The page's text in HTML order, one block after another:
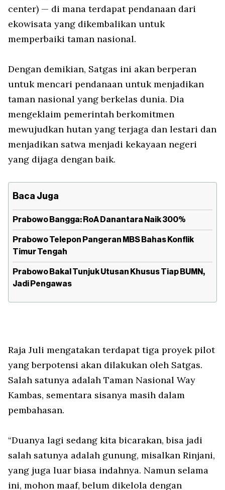
center) — di mana terdapat pendanaan dari
ekowisata yang dikembalikan untuk
memperbaiki taman nasional.
Dengan demikian, Satgas ini akan berperan
untuk mencari pendanaan untuk menjadikan
taman nasional yang berkelas dunia. Dia
mengeklaim pemerintah berkomitmen
mewujudkan hutan yang terjaga dan lestari dan
menjadikan satwa menjadi kekayaan negeri
yang dijaga dengan baik.
Baca Juga
Prabowo Bangga: RoA Danantara Naik 300%
Prabowo Telepon Pangeran MBS Bahas Konflik
Timur Tengah
Prabowo Bakal Tunjuk Utusan Khusus Tiap BUMN,
Jadi Pengawas
Raja Juli mengatakan terdapat tiga proyek pilot
yang berpotensi akan dilakukan oleh Satgas.
Salah satunya adalah Taman Nasional Way
Kambas, sementara sisanya masih dalam
pembahasan.
“Duanya lagi sedang kita bicarakan, bisa jadi
salah satunya adalah gunung, misalkan Rinjani,
yang juga luar biasa indahnya. Namun selama
ini, mohon maaf, belum dikelola dengan